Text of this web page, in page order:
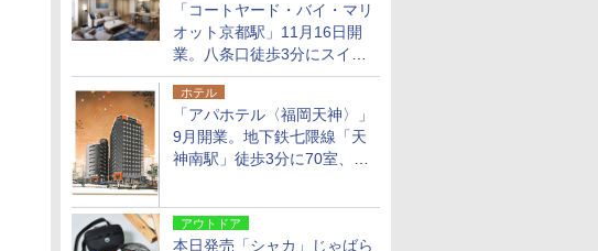
「コートヤード・バイ・マリ
オット京都駅」11月16日開
業。八条口徒歩3分にスイー
ト含む全270室、ダイニング
も併設
ホテル
「アパホテル〈福岡天神〉」
9月開業。地下鉄七隈線「天
神南駅」徒歩3分に70室、エ
アウトドア
本日発売「シャカ」じゃばら